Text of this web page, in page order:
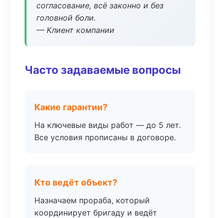
согласование, всё законно и без
головной боли.
— Клиент компании
Часто задаваемые вопросы
Какие гарантии?
На ключевые виды работ — до 5 лет.
Все условия прописаны в договоре.
Кто ведёт объект?
Назначаем прораба, который
координирует бригаду и ведёт